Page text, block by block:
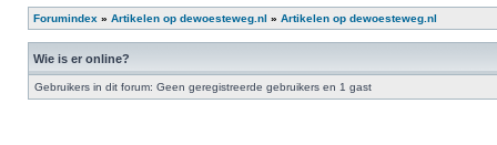
Forumindex » Artikelen op dewoesteweg.nl » Artikelen op dewoesteweg.nl
Wie is er online?
Gebruikers in dit forum: Geen geregistreerde gebruikers en 1 gast